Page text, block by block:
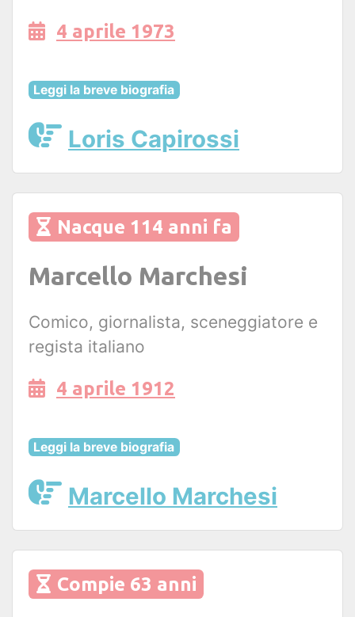
4 aprile 1973
Leggi la breve biografia
Loris Capirossi
Nacque 114 anni fa
Marcello Marchesi
Comico, giornalista, sceneggiatore e
regista italiano
4 aprile 1912
Leggi la breve biografia
Marcello Marchesi
Compie 63 anni